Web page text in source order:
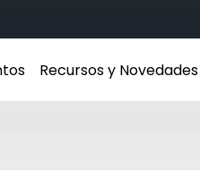
Recursos y Novedades